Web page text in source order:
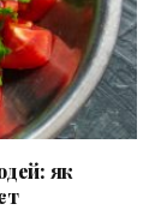
як